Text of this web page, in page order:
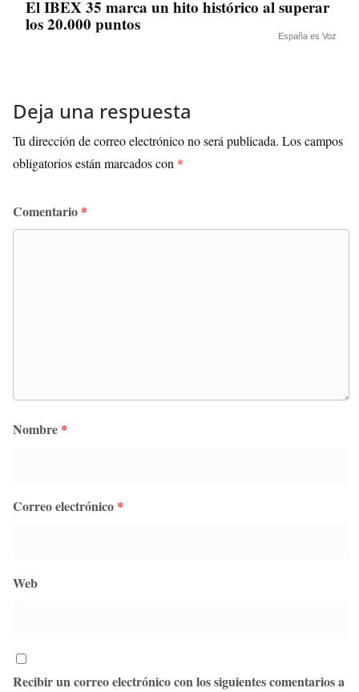
El IBEX 35 marca un hito histórico al superar
los 20.000 puntos
España es Voz
Deja una respuesta
Tu dirección de correo electrónico no será publicada. Los campos
obligatorios están marcados con *
Comentario *
Nombre *
Correo electrónico *
Web
Recibir un correo electrónico con los siguientes comentarios a